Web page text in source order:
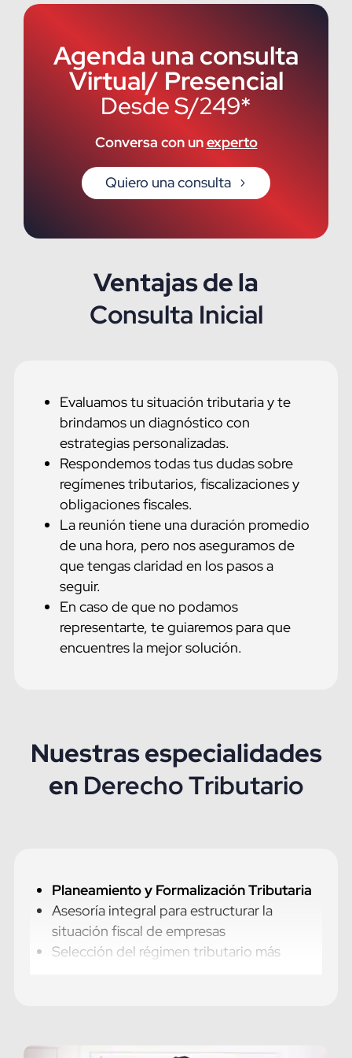
Agenda una consulta
Virtual/ Presencial
Desde S/249*
Conversa con unexperto
Quiero una consulta
Ventajas de la
Consulta Inicial
Evaluamos tu situación tributaria y te
brindamos un diagnóstico con
estrategias personalizadas.
Respondemos todas tus dudas sobre
regímenes tributarios, fiscalizaciones y
obligaciones fiscales.
La reunión tiene una duración promedio
de una hora, pero nos aseguramos de
que tengas claridad en los pasos a
seguir.
En caso de que no podamos
representarte, te guiaremos para que
encuentres la mejor solución.
Nuestras especialidades
en Derecho Tributario
Planeamiento y Formalización Tributaria
Asesoría integral para estructurar la
situación fiscal de empresas
Selección del régimen tributario más